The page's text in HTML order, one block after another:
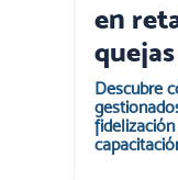
en
Descubre